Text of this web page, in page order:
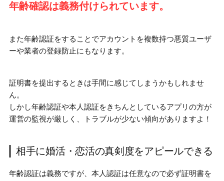
年齢確認は義務付けられています。
また年齢認証をすることでアカウントを複数持つ悪質ユーザ
ーや業者の登録防止にもなります。
証明書を提出するときは手間に感じてしまうかもしれませ
ん。
しかし年齢認証や本人認証をきちんとしているアプリの方が
運営の監視が厳しく、トラブルが少ない傾向がありますよ！
相手に婚活・恋活の真剣度をアピールできる
年齢認証は義務ですが、 本人認証は任意なので必ず証明書を